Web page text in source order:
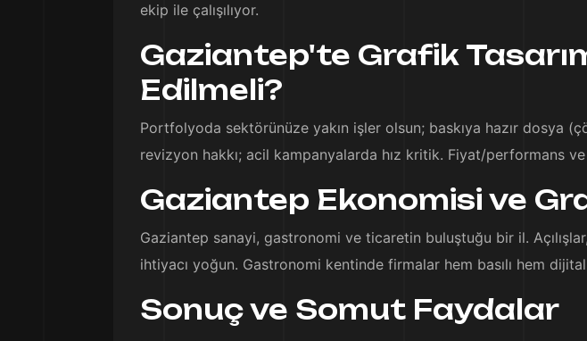
ekip ile çalışılıyor.
Gaziantep'te Grafik
Edilmeli?
Portfolyoda sektörünüze yakın işler olsun; baskıya hazır dosya
revizyon hakkı; acil kampanyalarda hız kritik. Fiyat/performans
Gaziantep Ekonomisi ve
Gaziantep sanayi, gastronomi ve ticaretin buluştuğu bir il.
ihtiyacı yoğun. Gastronomi kentinde firmalar hem basılı hem
Sonuç ve Somut Faydalar